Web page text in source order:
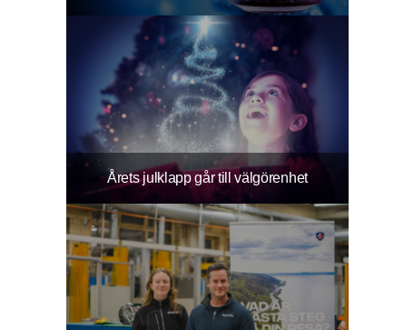
Årets julklapp går till välgörenhet